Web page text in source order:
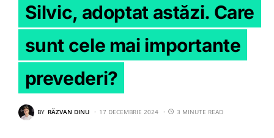
Silvic, adoptat astăzi. Care
sunt cele mai importante
prevederi?
BY RĂZVAN DINU 17 DECEMBRIE 2024 3 MINUTE READ